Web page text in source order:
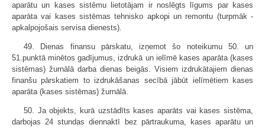
aparātu un kases sistēmu lietotājam ir noslēgts līgums par kases
aparāta vai kases sistēmas tehnisko apkopi un remontu (turpmāk -
apkalpojošais servisa dienests).
49. Dienas finansu pārskatu, izņemot šo noteikumu 50. un
51.punktā minētos gadījumus, izdrukā un ielīmē kases aparāta (kases
sistēmas) žurnālā darba dienas beigās. Visiem izdrukātajiem dienas
finanšu pārskatiem to izdrukāšanas secībā jābūt ielīmētiem kases
aparāta (kases sistēmas) žurnālā.
50. Ja objekts, kurā uzstādīts kases aparāts vai kases sistēma,
darbojas 24 stundas diennaktī bez pārtraukuma, kases aparātu un